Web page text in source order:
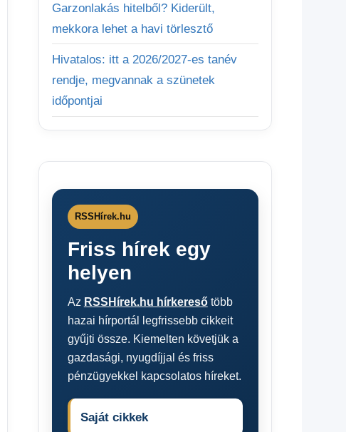
Garzonlakás hitelből? Kiderült,
mekkora lehet a havi törlesztő
Hivatalos: itt a 2026/2027-es tanév
rendje, megvannak a szünetek
időpontjai
RSSHírek.hu
Friss hírek egy
helyen
Az RSSHírek.hu hírkeresőtöbb
hazai hírportál legfrissebb cikkeit
gyűjti össze. Kiemelten követjük a
gazdasági, nyugdíjjal és friss
pénzügyekkel kapcsolatos híreket.
Saját cikkek